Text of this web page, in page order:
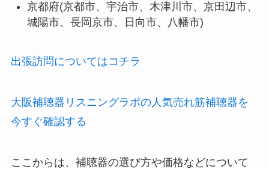
京都府(京都市、宇治市、木津川市、京田辺市、
城陽市、長岡京市、日向市、八幡市)
出張訪問についてはコチラ
大阪補聴器リスニングラボの人気売れ筋補聴器を
今すぐ確認する
ここからは、補聴器の選び方や価格などについて